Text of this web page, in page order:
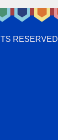
RESERVED